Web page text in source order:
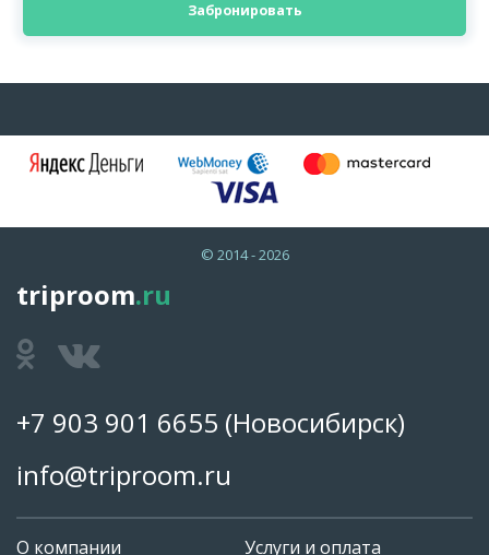
Забронировать
© 2014 - 2026
triproom.ru
+7 903 901 6655 (Новосибирск)
info@triproom.ru
О компании Услуги и оплата